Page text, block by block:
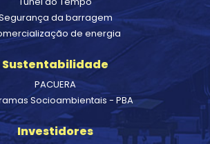
da barragem
de energia
Sustentabilidade
PACUERA
Socioambientais - PBA
Investidores